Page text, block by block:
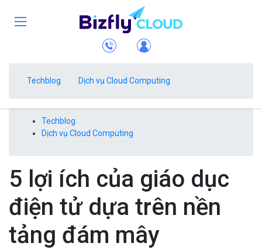
Techblog Dịch vụ Cloud Computing
Techblog
Dịch vụ Cloud Computing
5 lợi ích của giáo dục
điện tử dựa trên nền
tảng đám mây